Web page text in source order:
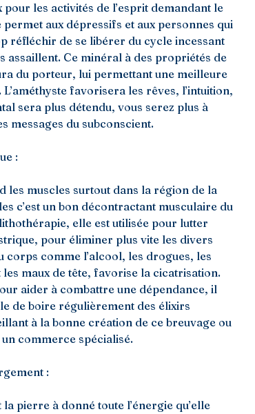
pour les activités de l’esprit demandant le
aux dépressifs et aux personnes qui
réfléchir de se libérer du cycle incessant
assaillent. Ce minéral à des propriétés de
du porteur, lui permettant une meilleure
favorisera les rêves, l’intuition,
sera plus détendu, vous serez plus à
messages du subconscient.
:
les muscles surtout dans la région de la
c’est un bon décontractant musculaire du
elle est utilisée pour lutter
pour éliminer plus vite les divers
corps comme l’alcool, les drogues, les
maux de tête, favorise la cicatrisation.
aider à combattre une dépendance, il
de boire régulièrement des élixirs
à la bonne création de ce breuvage ou
un commerce spécialisé.
:
la pierre à donné toute l’énergie qu’elle